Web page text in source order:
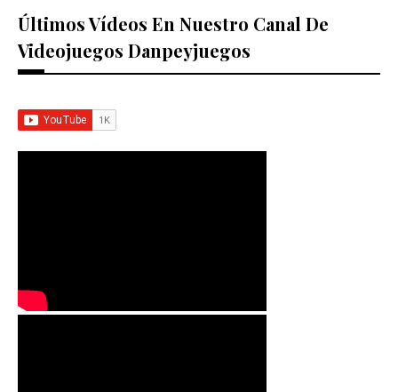
Últimos Vídeos En Nuestro Canal De
Videojuegos Danpeyjuegos